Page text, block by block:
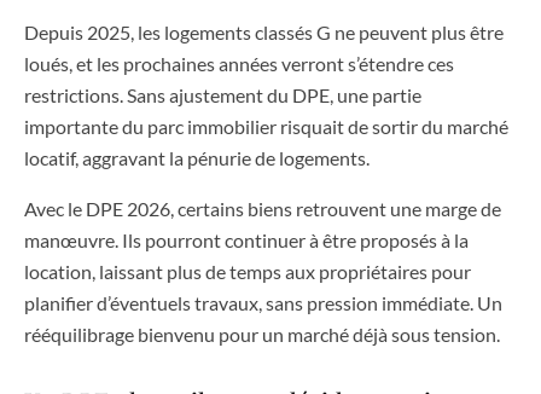
Depuis 2025, les logements classés G ne peuvent plus être
loués, et les prochaines années verront s’étendre ces
restrictions. Sans ajustement du DPE, une partie
importante du parc immobilier risquait de sortir du marché
locatif, aggravant la pénurie de logements.
Avec le DPE 2026, certains biens retrouvent une marge de
manœuvre. Ils pourront continuer à être proposés à la
location, laissant plus de temps aux propriétaires pour
planifier d’éventuels travaux, sans pression immédiate. Un
rééquilibrage bienvenu pour un marché déjà sous tension.